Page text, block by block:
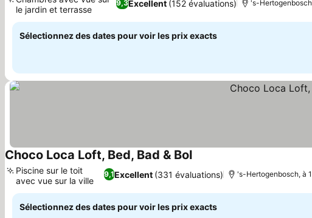
9,3Excellent (152 évaluations)
le jardin et terrasse
's-
Sélectionnez des dates pour voir les prix exacts
Choco Loca Loft, Bed, Bad & Bol
9,1Excellent (331 évaluations)
Piscine sur le toit
avec vue sur la ville
's-Hertogenbosch, à
Sélectionnez des dates pour voir les prix exacts